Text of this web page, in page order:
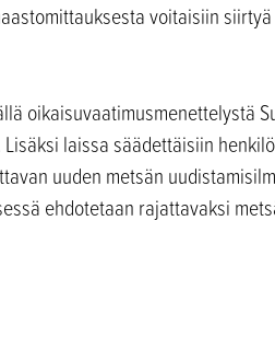
voitaisiin siirtyä
oikaisuvaatimusmenettelystä
laissa säädettäisiin
uuden metsän
ehdotetaan rajattavaksi